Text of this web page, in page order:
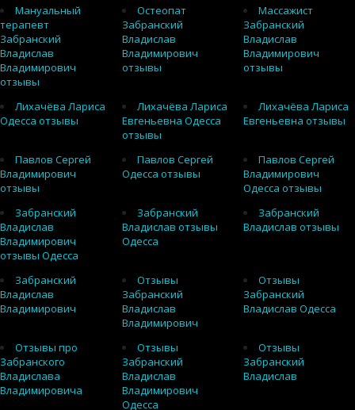
Мануальный
терапевт
Забранский
Владислав
Владимирович
отзывы
Остеопат
Забранский
Владислав
Владимирович
отзывы
Массажист
Забранский
Владислав
Владимирович
отзывы
Лихачёва Лариса
Одесса отзывы
Лихачёва Лариса
Евгеньевна Одесса
отзывы
Лихачёва Лариса
Евгеньевна отзывы
Павлов Сергей
Владимирович
отзывы
Павлов Сергей
Одесса отзывы
Павлов Сергей
Владимирович
Одесса отзывы
Забранский
Владислав
Владимирович
отзывы Одесса
Забранский
Владислав отзывы
Одесса
Забранский
Владислав отзывы
Забранский
Владислав
Владимирович
Отзывы
Забранский
Владислав
Владимирович
Отзывы
Забранский
Владислав Одесса
Отзывы про
Забранского
Владислава
Владимировича
Отзывы
Забранский
Владислав
Владимирович
Одесса
Отзывы
Забранский
Владислав